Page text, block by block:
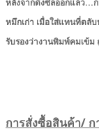
หมึกเก่า เมื่อใส่แทนที่ตลับ
รับรองว่างานพิมพ์คมเข้ม
การสั่งซื้อสินค้า/ ก